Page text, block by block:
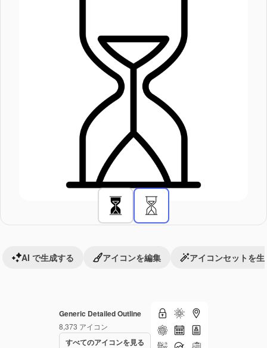
Generic Detailed Outline
8,373 アイコン
すべてのアイコンを見る
AI で生成する アイコンを編集 アイコンセットを生